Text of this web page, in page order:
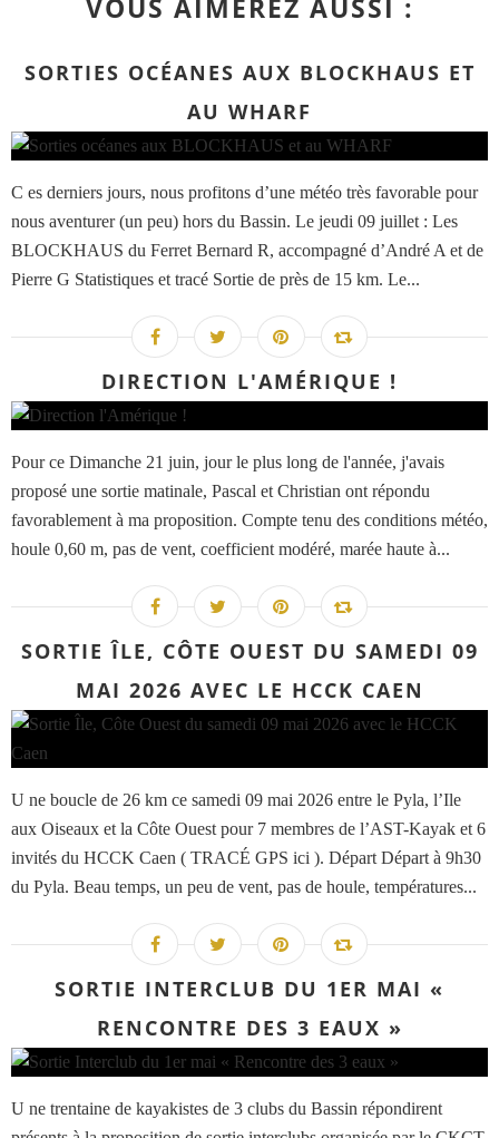
VOUS AIMEREZ AUSSI :
SORTIES OCÉANES AUX BLOCKHAUS ET
AU WHARF
C es derniers jours, nous profitons d’une météo très favorable pour
nous aventurer (un peu) hors du Bassin. Le jeudi 09 juillet : Les
BLOCKHAUS du Ferret Bernard R, accompagné d’André A et de
Pierre G Statistiques et tracé Sortie de près de 15 km. Le...
DIRECTION L'AMÉRIQUE !
Pour ce Dimanche 21 juin, jour le plus long de l'année, j'avais
proposé une sortie matinale, Pascal et Christian ont répondu
favorablement à ma proposition. Compte tenu des conditions météo,
houle 0,60 m, pas de vent, coefficient modéré, marée haute à...
SORTIE ÎLE, CÔTE OUEST DU SAMEDI 09
MAI 2026 AVEC LE HCCK CAEN
U ne boucle de 26 km ce samedi 09 mai 2026 entre le Pyla, l’Ile
aux Oiseaux et la Côte Ouest pour 7 membres de l’AST-Kayak et 6
invités du HCCK Caen ( TRACÉ GPS ici ). Départ Départ à 9h30
du Pyla. Beau temps, un peu de vent, pas de houle, températures...
SORTIE INTERCLUB DU 1ER MAI «
RENCONTRE DES 3 EAUX »
U ne trentaine de kayakistes de 3 clubs du Bassin répondirent